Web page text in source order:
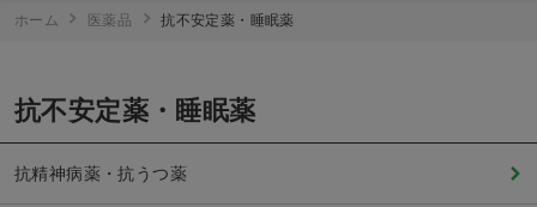
ホーム 医薬品 抗不安定薬・睡眠薬
抗不安定薬・睡眠薬
抗精神病薬・抗うつ薬